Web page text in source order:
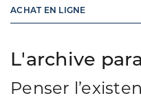
L'archive
Penser
ACHAT EN LIGNE